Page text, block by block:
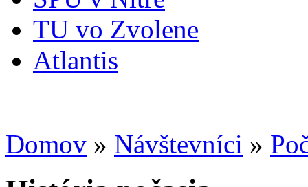
TU vo Zvolene
Atlantis
Domov » Návštevníci »